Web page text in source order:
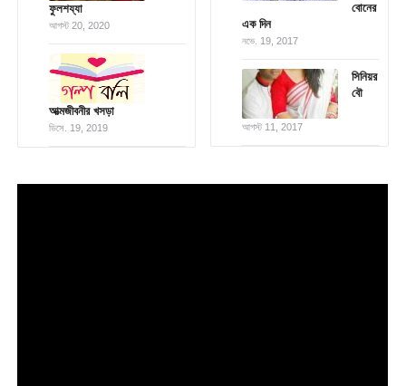
ফুলশয্যা
আগস্ট 20, 2020
আত্মজীবনীর খসড়া
ডিসে. 19, 2019
বোনের
এক দিন
নভে. 19, 2017
সিনিয়র
বৌ
আগস্ট 11, 2017